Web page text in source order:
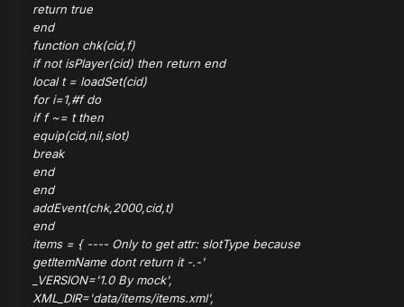
return true
end
function chk(cid,f)
if not isPlayer(cid) then return end
local t = loadSet(cid)
for i=1,#f do
if f~= tthen
equip(cid,nil,slot)
break
end
end
addEvent(chk,2000,cid,t)
end
items = { ---- Only to get attr: slotType because
getItemName dont return it -.-'
_VERSION='1.0 By mock',
XML_DIR='data/items/items.xml',